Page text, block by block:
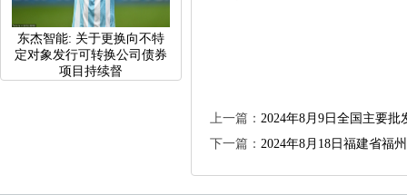
东杰智能:关于更换向不特
定对象发行可转换公司债券
项目持续督
上一篇： 2024年8月9日全国主要
下一篇： 2024年8月18日福建省福